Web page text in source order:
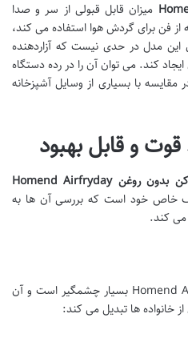
میزان قابل قبولی از سر و صدا
از فن برای گردش هوا استفاده می کند،
این مدل در حدی نیست که آزاردهنده
کند. می توان آن را در رده دستگاه
با بسیاری از وسایل آشپزخانه
و قابل بهبود
سرخ کن بدون روغن Homend Airfryday
خاص خود است که بررسی آن ها به
می کند.
مزایای استفاده از Homend Airfryday 2502h بسیار چشمگیر است و آن
خانواده ها تبدیل می کند: